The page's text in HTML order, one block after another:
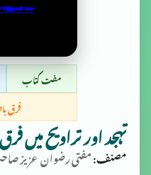
مفت کتاب
فرق
تہجد اور تراویح میں فرق
مصنف:مفتی رضوان عزیز